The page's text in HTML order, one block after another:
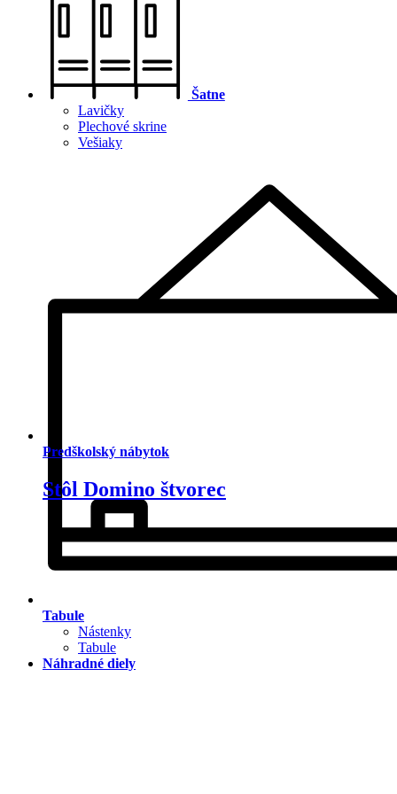
Šatne
Lavičky
Plechové skrine
Vešiaky
Tabule
Nástenky
Tabule
Náhradné diely
Predškolský nábytok
Stôl Domino štvorec